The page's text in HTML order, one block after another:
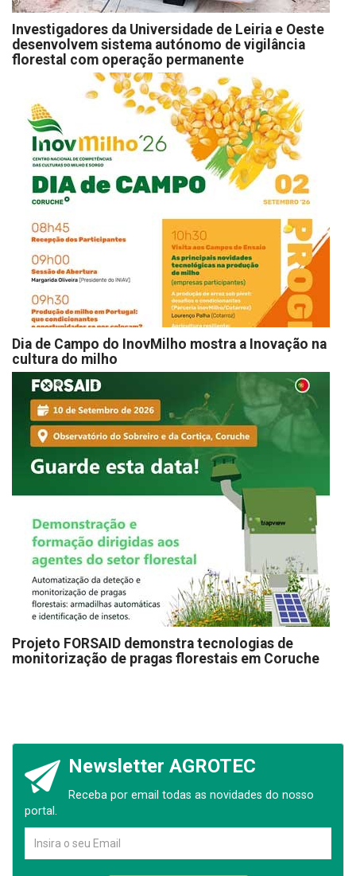
Investigadores da Universidade de Leiria e Oeste
desenvolvem sistema autónomo de vigilância
florestal com operação permanente
Dia de Campo do InovMilho mostra a Inovação na
cultura do milho
Projeto FORSAID demonstra tecnologias de
monitorização de pragas florestais em Coruche
Newsletter AGROTEC
Receba por email todas as novidades do nosso
portal.